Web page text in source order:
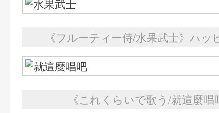
《フルーティー侍/水果武士》ハ
《これくらいで歌う/就這麼